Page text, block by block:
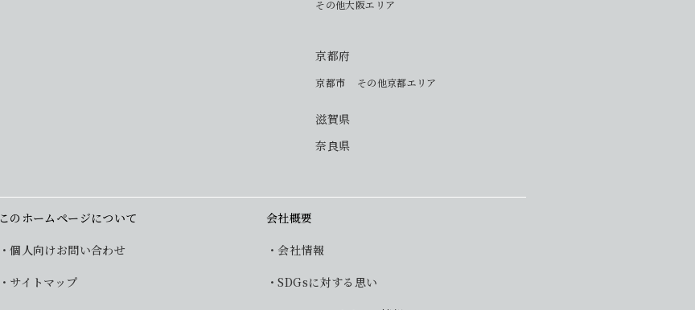
その他大阪エリア
京都府
京都市 その他京都エリア
滋賀県
奈良県
このホームページについて
個人向けお問い合わせ
サイトマップ
会社概要
会社情報
SDGsに対する思い